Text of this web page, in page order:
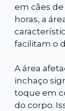
em cães
horas, a
facilitam o
A área
inchaço
toque em
do corpo.